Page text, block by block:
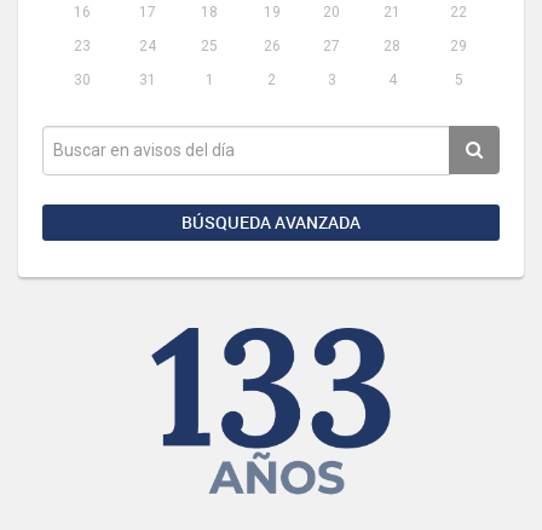
16
17 18 19 20 21
22
23
24 25 26 27 28
29
30
31 1 2 3 4 5
BÚSQUEDA AVANZADA